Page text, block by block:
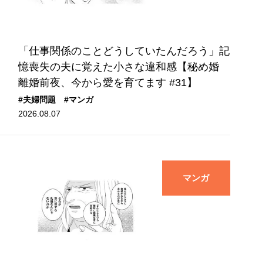
「仕事関係のことどうしていたんだろう」記
憶喪失の夫に覚えた小さな違和感【秘め婚
離婚前夜、今から愛を育てます #31】
#夫婦問題
#マンガ
2026.08.07
マンガ